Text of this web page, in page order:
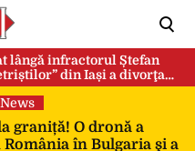
lângă infractorul Ștefan
din Iași a divorţat
graniță! O dronă a
în Bulgaria şi a